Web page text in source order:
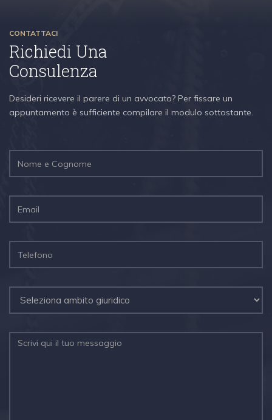
CONTATTACI
Richiedi Una
Consulenza
Desideri ricevere il parere di un avvocato? Per fissare un
appuntamento è sufficiente compilare il modulo sottostante.